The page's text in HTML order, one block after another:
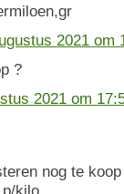
2021 om
?
2021 om
nog te
kilo.